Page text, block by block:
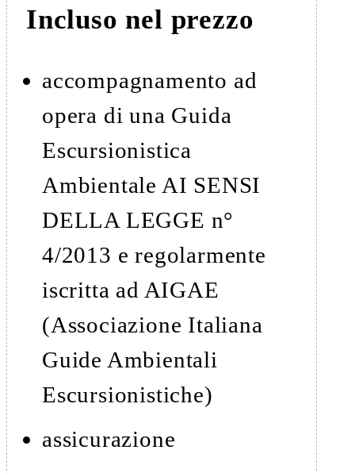
Incluso nel prezzo
accompagnamento ad
opera di una Guida
Escursionistica
Ambientale AI SENSI
DELLA LEGGE n°
4/2013 e regolarmente
iscritta ad AIGAE
(Associazione Italiana
Guide Ambientali
Escursionistiche)
assicurazione